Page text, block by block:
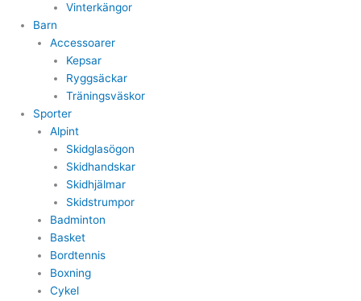
Vinterkängor
Barn
Accessoarer
Kepsar
Ryggsäckar
Träningsväskor
Sporter
Alpint
Skidglasögon
Skidhandskar
Skidhjälmar
Skidstrumpor
Badminton
Basket
Bordtennis
Boxning
Cykel